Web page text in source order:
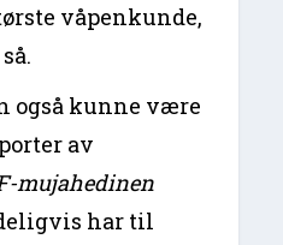
våpenkunde,
også kunne være
av
mujahedinen
har til